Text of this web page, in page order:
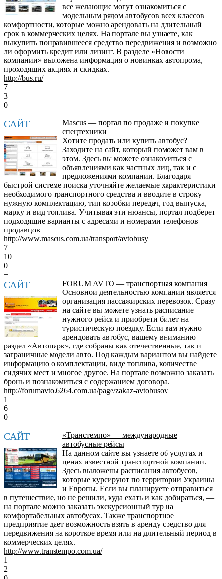
все желающие могут ознакомиться с
модельным рядом автобусов всех классов
комфортности, которые можно арендовать на длительный
срок в коммерческих целях. На портале вы узнаете, как
выкупить понравившееся средство передвижения и возможно
ли оформить кредит или лизинг. В разделе «Новости
компании» выложена информация о новинках автопрома,
проходящих акциях и скидках.
http://bus.ru/
7
3
0
+
САЙТ
Mascus — портал по продаже и покупке
спецтехники
Хотите продать или купить автобус?
Заходите на сайт, который поможет вам в
этом. Здесь вы можете ознакомиться с
объявлениями как частных лиц, так и с
предложениями компаний. Благодаря
быстрой системе поиска уточняйте желаемые характеристики
необходимого транспортного средства и вводите в строку
нужную комплектацию, тип коробки передач, год выпуска,
марку и вид топлива. Учитывая эти нюансы, портал подберет
подходящие варианты с адресами и номерами телефонов
продавцов.
http://www.mascus.com.ua/transport/avtobusy
7
10
0
+
САЙТ
FORUM AVTO — транспортная компания
Основной деятельностью компании является
организация пассажирских перевозок. Сразу
на сайте вы можете узнать расписание
нужного рейса и приобрети билет на
туристическую поездку. Если вам нужно
арендовать автобус, вашему вниманию
раздел «Автопарк», где собраны как отечественные, так и
заграничные модели авто. Под каждым вариантом вы найдете
информацию о комплектации, виде топлива, количестве
сидячих мест и многое другое. На портале возможно заказать
бронь и познакомиться с содержанием договора.
http://forumavto.6264.com.ua/page/zakaz-avtobusov
1
6
0
+
САЙТ
«Транстемпо» — международные
автобусные рейсы
На данном сайте вы узнаете об услугах и
ценах известной транспортной компании.
Здесь выложены расписания автобусов,
которые курсируют по территории Украины
и Европы. Если вы планируете отправиться
в путешествие, но не решили, куда ехать и как добираться, —
на портале можно заказать экскурсионный тур на
комфортабельных автобусах. Также транспортное
предприятие дает возможность взять в аренду средство для
передвижения на короткое время или на длительный период в
коммерческих целях.
http://www.transtempo.com.ua/
1
2